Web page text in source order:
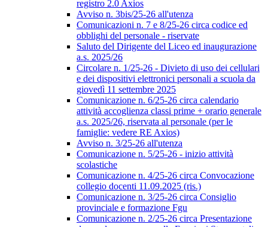
registro 2.0 Axios
Avviso n. 3bis/25-26 all'utenza
Comunicazioni n. 7 e 8/25-26 circa codice ed
obblighi del personale - riservate
Saluto del Dirigente del Liceo ed inaugurazione
a.s. 2025/26
Circolare n. 1/25-26 - Divieto di uso dei cellulari
e dei dispositivi elettronici personali a scuola da
giovedì 11 settembre 2025
Comunicazione n. 6/25-26 circa calendario
attività accoglienza classi prime + orario generale
a.s. 2025/26, riservata al personale (per le
famiglie: vedere RE Axios)
Avviso n. 3/25-26 all'utenza
Comunicazione n. 5/25-26 - inizio attività
scolastiche
Comunicazione n. 4/25-26 circa Convocazione
collegio docenti 11.09.2025 (ris.)
Comunicazione n. 3/25-26 circa Consiglio
provinciale e formazione Fgu
Comunicazione n. 2/25-26 circa Presentazione